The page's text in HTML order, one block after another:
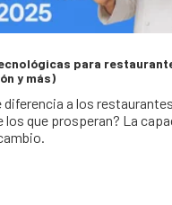
para
y más)
diferencia a los
los que prosperan? La